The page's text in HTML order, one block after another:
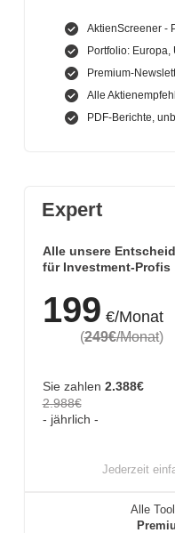
AktienScreener -
Portfolio: Europa,
Premium-
Alle
PDF-Berichte,
Expert
Alle unsere
für Investment-Profis
199 €/Monat
(249€/Monat)
Sie zahlen 2.388€
2.988€
- jährlich -
Jederzeit
Alle